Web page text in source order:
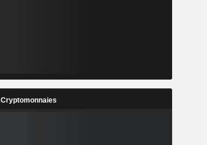
Cryptomonnaies